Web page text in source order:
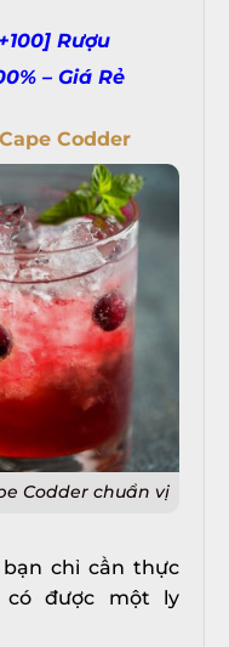
Rượu
– Giá Rẻ
Codder
Codder chuẩn vị
chỉ cần thực
có được một ly